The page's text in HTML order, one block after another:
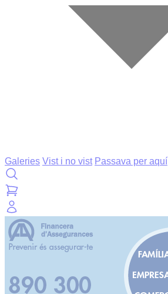
Galeries Vist i no vist Passava per aquí